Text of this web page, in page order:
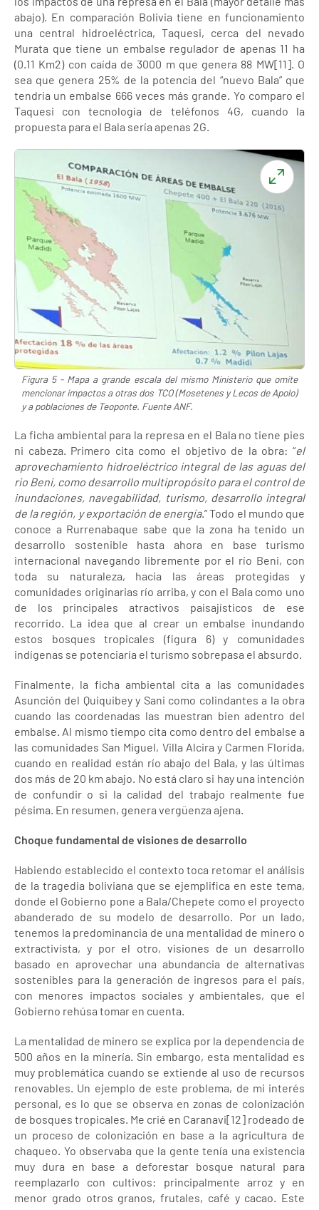
abajo). En comparación Bolivia tiene en funcionamiento
una central hidroeléctrica, Taquesi, cerca del nevado
Murata que tiene un embalse regulador de apenas 11 ha
(0.11 Km2) con caída de 3000 m que genera 88 MW[11]. O
sea que genera 25% de la potencia del “nuevo Bala” que
tendría un embalse 666 veces más grande. Yo comparo el
Taquesi con tecnología de teléfonos 4G, cuando la
propuesta para el Bala sería apenas 2G.
Figura 5 - Mapa a grande escala del mismo Ministerio que omite
mencionar impactos a otras dos TCO (Mosetenes y Lecos de Apolo)
y a poblaciones de Teoponte. Fuente ANF.
La ficha ambiental para la represa en el Bala no tiene pies
ni cabeza. Primero cita como el objetivo de la obra: “el
aprovechamiento hidroeléctrico integral de las aguas del
rio Beni, como desarrollo multipropósito para el control de
inundaciones, navegabilidad, turismo, desarrollo integral
de la región, y exportación de energía.” Todo el mundo que
conoce a Rurrenabaque sabe que la zona ha tenido un
desarrollo sostenible hasta ahora en base turismo
internacional navegando libremente por el río Beni, con
toda su naturaleza, hacia las áreas protegidas y
comunidades originarias río arriba, y con el Bala como uno
de los principales atractivos paisajísticos de ese
recorrido. La idea que al crear un embalse inundando
estos bosques tropicales (figura 6) y comunidades
indígenas se potenciaría el turismo sobrepasa el absurdo.
Finalmente, la ficha ambiental cita a las comunidades
Asunción del Quiquibey y Sani como colindantes a la obra
cuando las coordenadas las muestran bien adentro del
embalse. Al mismo tiempo cita como dentro del embalse a
las comunidades San Miguel, Villa Alcira y Carmen Florida,
cuando en realidad están río abajo del Bala, y las últimas
dos más de 20 km abajo. No está claro si hay una intención
de confundir o si la calidad del trabajo realmente fue
pésima. En resumen, genera vergüenza ajena.
Choque fundamental de visiones de desarrollo
Habiendo establecido el contexto toca retomar el análisis
de la tragedia boliviana que se ejemplifica en este tema,
donde el Gobierno pone a Bala/Chepete como el proyecto
abanderado de su modelo de desarrollo. Por un lado,
tenemos la predominancia de una mentalidad de minero o
extractivista, y por el otro, visiones de un desarrollo
basado en aprovechar una abundancia de alternativas
sostenibles para la generación de ingresos para el país,
con menores impactos sociales y ambientales, que el
Gobierno rehúsa tomar en cuenta.
La mentalidad de minero se explica por la dependencia de
500 años en la minería. Sin embargo, esta mentalidad es
muy problemática cuando se extiende al uso de recursos
renovables. Un ejemplo de este problema, de mi interés
personal, es lo que se observa en zonas de colonización
de bosques tropicales. Me crié en Caranavi[12] rodeado de
un proceso de colonización en base a la agricultura de
chaqueo. Yo observaba que la gente tenía una existencia
muy dura en base a deforestar bosque natural para
reemplazarlo con cultivos: principalmente arroz y en
menor grado otros granos, frutales, café y cacao. Este